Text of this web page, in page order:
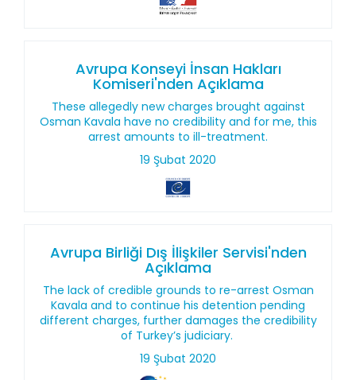
Avrupa Konseyi İnsan Hakları
Komiseri'nden Açıklama
These allegedly new charges brought against
Osman Kavala have no credibility and for me, this
arrest amounts to ill-treatment.
19 Şubat 2020
Avrupa Birliği Dış İlişkiler Servisi'nden
Açıklama
The lack of credible grounds to re-arrest Osman
Kavala and to continue his detention pending
different charges, further damages the credibility
of Turkey’s judiciary.
19 Şubat 2020